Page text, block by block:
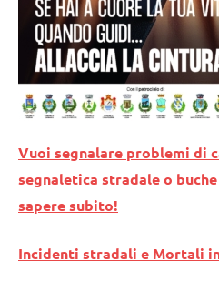
Vuoi segnalare problemi di
segnaletica stradale o buche
sapere subito!
Incidenti stradali e Mortali